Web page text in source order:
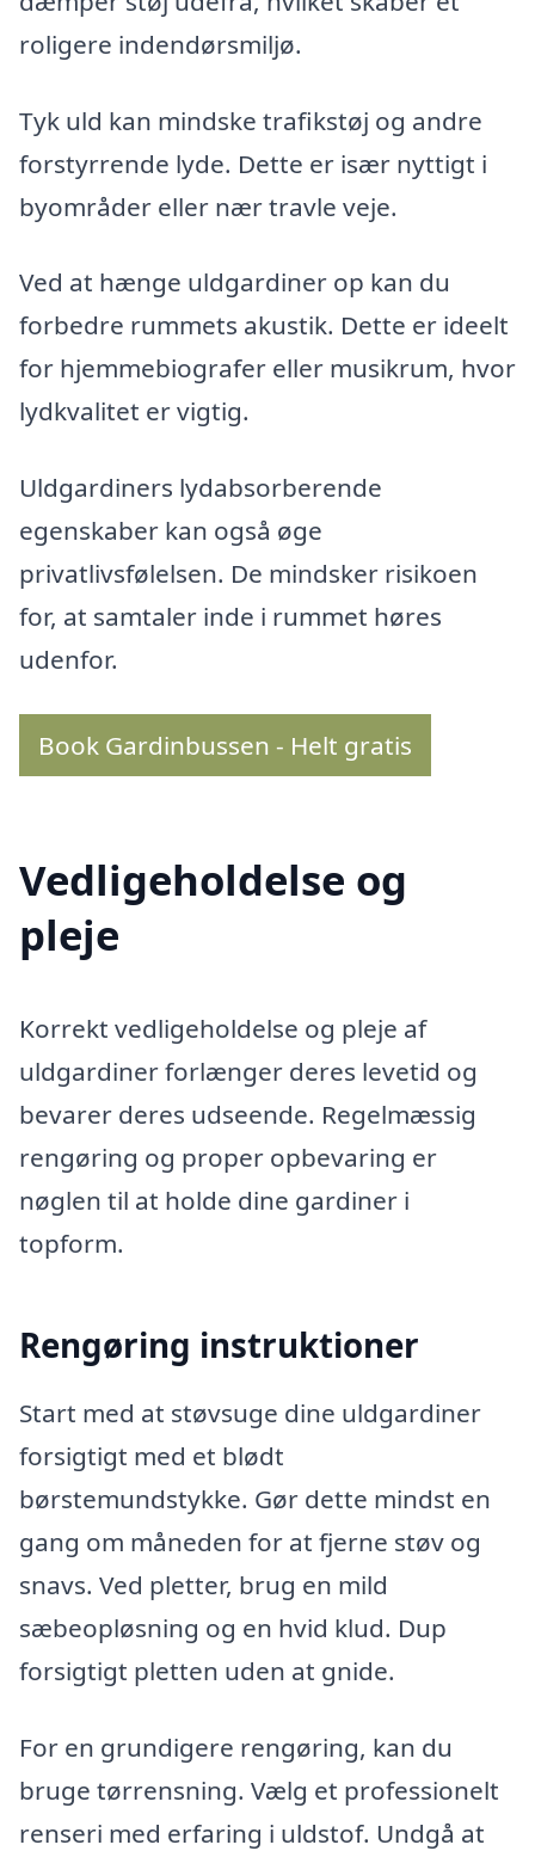
roligere indendørsmiljø.
Tyk uld kan mindske trafikstøj og andre
forstyrrende lyde. Dette er især nyttigt i
byområder eller nær travle veje.
Ved at hænge uldgardiner op kan du
forbedre rummets akustik. Dette er ideelt
for hjemmebiografer eller musikrum, hvor
lydkvalitet er vigtig.
Uldgardiners lydabsorberende
egenskaber kan også øge
privatlivsfølelsen. De mindsker risikoen
for, at samtaler inde i rummet høres
udenfor.
Book Gardinbussen - Helt gratis
Vedligeholdelse og
pleje
Korrekt vedligeholdelse og pleje af
uldgardiner forlænger deres levetid og
bevarer deres udseende. Regelmæssig
rengøring og proper opbevaring er
nøglen til at holde dine gardiner i
topform.
Rengøring instruktioner
Start med at støvsuge dine uldgardiner
forsigtigt med et blødt
børstemundstykke. Gør dette mindst en
gang om måneden for at fjerne støv og
snavs. Ved pletter, brug en mild
sæbeopløsning og en hvid klud. Dup
forsigtigt pletten uden at gnide.
For en grundigere rengøring, kan du
bruge tørrensning. Vælg et professionelt
renseri med erfaring i uldstof. Undgå at